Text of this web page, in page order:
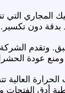
التي
بدقة دون تكسير.
وتقدم
ومنع عودة
العالية
أدق الفتحات